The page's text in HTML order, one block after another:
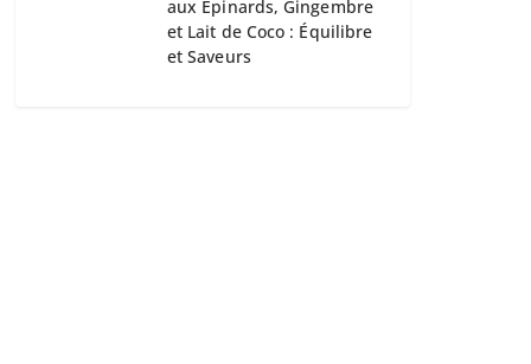
aux Épinards, Gingembre
et Lait de Coco : Équilibre
et Saveurs